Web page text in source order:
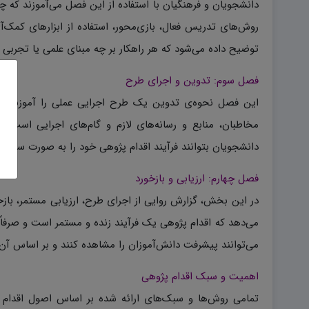
دانشجویان و فرهنگیان با استفاده از این فصل می‌آموزند
روش‌های تدریس فعال، بازی‌محور، استفاده از ابزارهای
توضیح داده می‌شود که هر راهکار بر چه مبنای علمی یا
فصل سوم: تدوین و اجرای طرح
این فصل نحوه‌ی تدوین یک طرح اجرایی عملی را آموزش
مخاطبان، منابع و رسانه‌های لازم و گام‌های اجرایی
دانشجویان بتوانند فرآیند اقدام پژوهی خود را به صورت
فصل چهارم: ارزیابی و بازخورد
در این بخش، گزارش روایی از اجرای طرح، ارزیابی مستمر،
می‌دهد که اقدام پژوهی یک فرآیند زنده و مستمر است و
می‌توانند پیشرفت دانش‌آموزان را مشاهده کنند و بر اساس آن
اهمیت و سبک اقدام پژوهی
تمامی روش‌ها و سبک‌های ارائه شده بر اساس اصول اقدام